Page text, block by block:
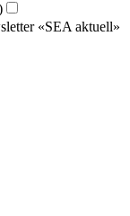
«SEA aktuell»